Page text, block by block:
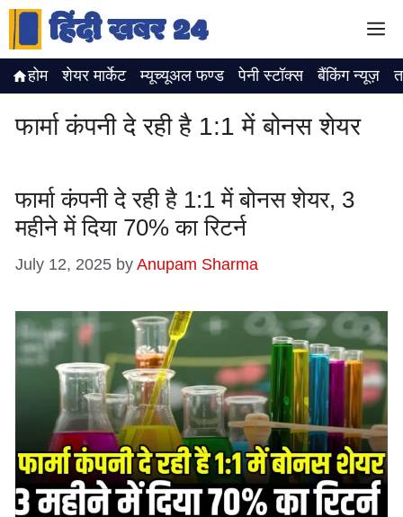
Skip
content
होम शेयर मार्केट म्यूच्यूअल फण्ड पेनी स्टॉक्स बैंकिंग न्यूज़
फार्मा कंपनी दे रही है 1:1 में बोनस शेयर
फार्मा कंपनी दे रही है 1:1 में बोनस शेयर, 3
महीने में दिया 70% का रिटर्न
July 12, 2025 by Anupam Sharma